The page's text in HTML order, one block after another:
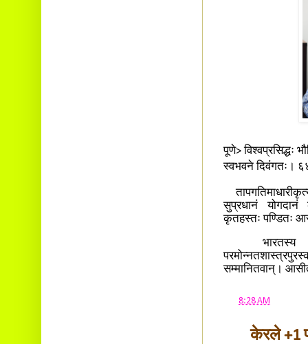
पूणे> विश्वप्रसिद्धः
स्वभवने दिवंगतः।
सुप्रधानं योगदानं
कृतहस्तः पण्डितः
भारतस्य
सम्मानितवान्।
8:28 AM
केरले +1